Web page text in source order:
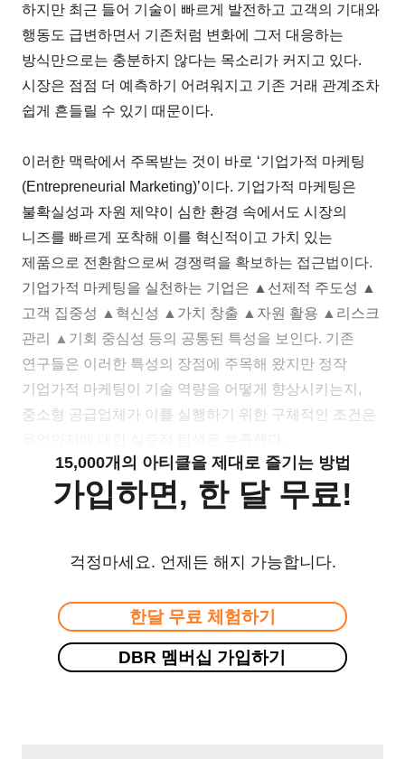
하지만 최근 들어 기술이 빠르게 발전하고 고객의 기대와
행동도 급변하면서 기존처럼 변화에 그저 대응하는
방식만으로는 충분하지 않다는 목소리가 커지고 있다.
시장은 점점 더 예측하기 어려워지고 기존 거래 관계조차
쉽게 흔들릴 수 있기 때문이다.
이러한 맥락에서 주목받는 것이 바로 ‘기업가적 마케팅
(Entrepreneurial Marketing)’이다. 기업가적 마케팅은
불확실성과 자원 제약이 심한 환경 속에서도 시장의
니즈를 빠르게 포착해 이를 혁신적이고 가치 있는
제품으로 전환함으로써 경쟁력을 확보하는 접근법이다.
기업가적 마케팅을 실천하는 기업은 ▲선제적 주도성 ▲
고객 집중성 ▲혁신성 ▲가치 창출 ▲자원 활용 ▲리스크
관리 ▲기회 중심성 등의 공통된 특성을 보인다. 기존
연구들은 이러한 특성의 장점에 주목해 왔지만 정작
기업가적 마케팅이 기술 역량을 어떻게 향상시키는지,
중소형 공급업체가 이를 실행하기 위한 구체적인 조건은
15,000개의 아티클을 제대로 즐기는 방법
가입하면, 한 달 무료!
걱정마세요. 언제든 해지 가능합니다.
한달 무료 체험하기
DBR 멤버십 가입하기